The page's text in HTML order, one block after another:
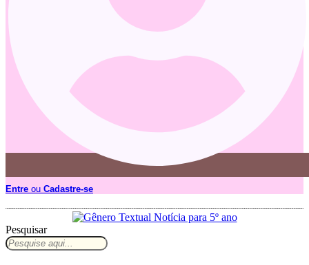
Entre ou Cadastre-se
Pesquisar